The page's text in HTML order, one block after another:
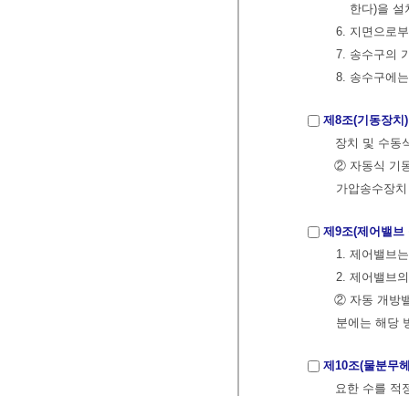
한다)을
6. 지면으로
7. 송수구의
8. 송수구에
제8조(기동장치)
장치 및 수동
② 자동식 기
가압송수장
제9조(제어밸브
1. 제어밸브
2. 제어밸브
② 자동 개방
분에는 해당
제10조(물분무
요한 수를 적